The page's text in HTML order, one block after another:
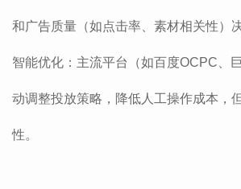
和广告质量（如点击率、素材相关性）
智能优化‌：主流平台（如百度OCPC、
动调整投放策略，降低人工操作成本，
性。